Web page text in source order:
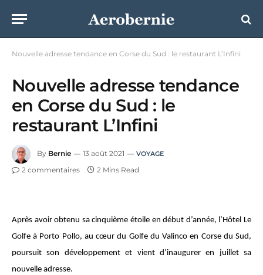
Nouvelle adresse tendance en Corse du Sud : le restaurant L’Infini
Nouvelle adresse tendance
en Corse du Sud : le
restaurant L’Infini
By Bernie 13 août 2021 VOYAGE
2 commentaires 2 Mins Read
Après avoir obtenu sa cinquième étoile en début d’année, l’Hôtel Le
Golfe à Porto Pollo, au cœur du Golfe du Valinco en Corse du Sud,
poursuit son développement et vient d’inaugurer en juillet sa
nouvelle adresse.